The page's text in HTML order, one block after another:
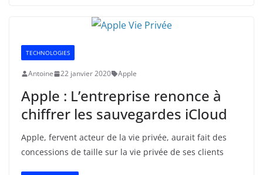
TECHNOLOGIES
Antoine 22 janvier 2020 Apple
Apple : L’entreprise renonce à
chiffrer les sauvegardes iCloud
Apple, fervent acteur de la vie privée, aurait fait des
concessions de taille sur la vie privée de ses clients